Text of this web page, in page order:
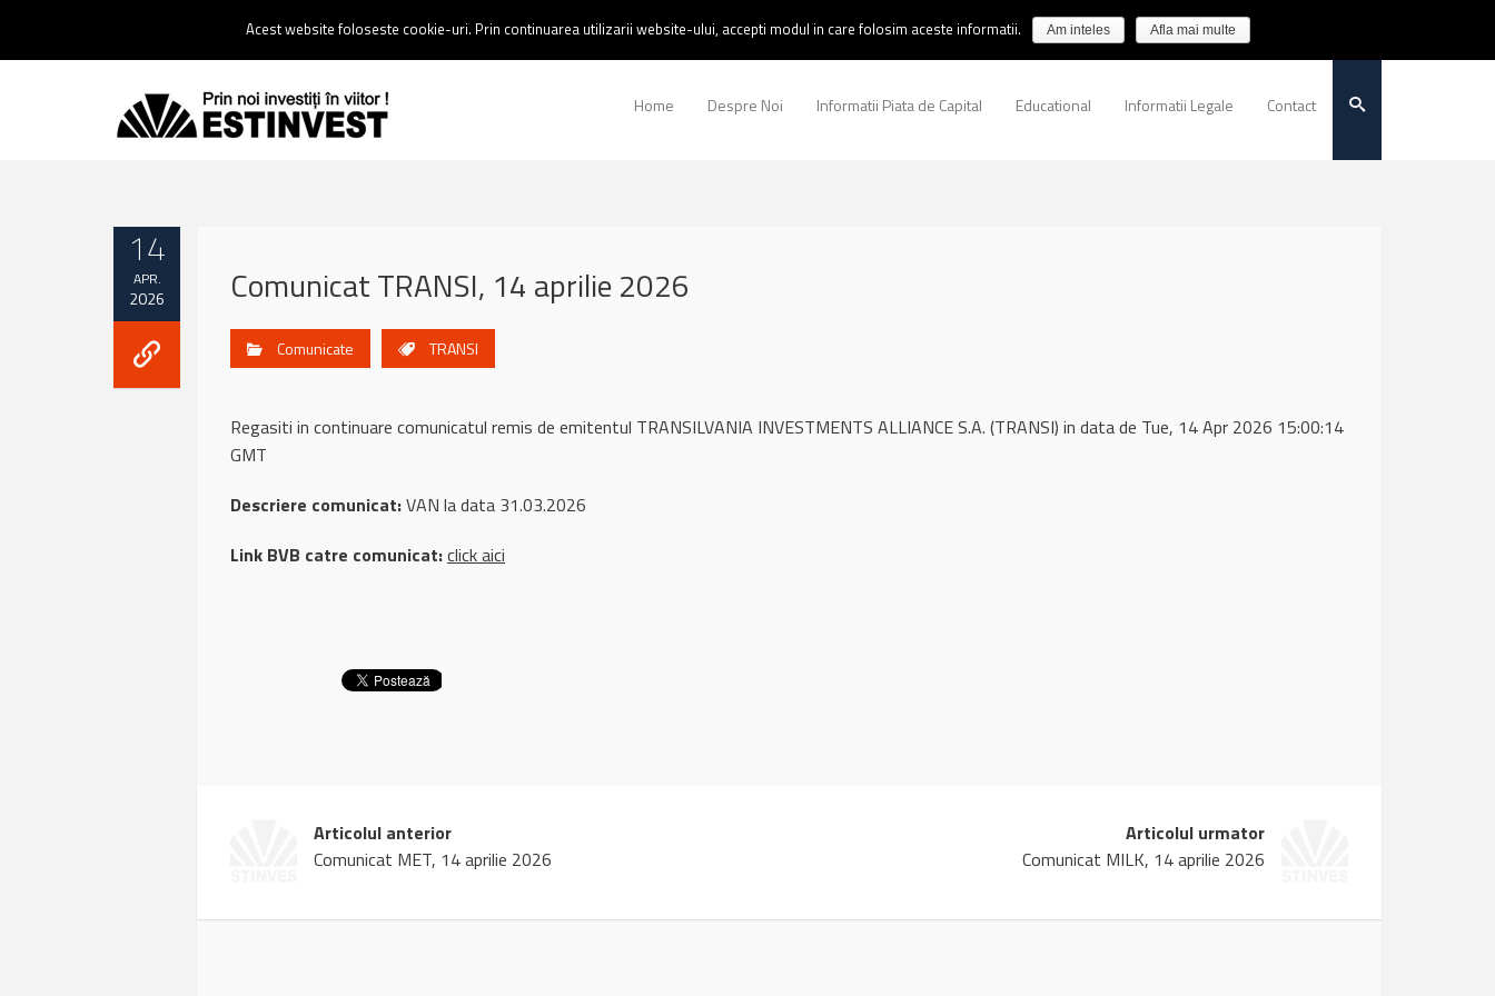
0237 238 900 |Email :contact@estinvest.ro
Home Despre Noi Informatii Piata de Capital Educational Informatii Legale Contact
14
APR.
2026 Comunicat TRANSI, 14 aprilie 2026
Comunicate TRANSI
Regasiti in continuare comunicatul remis de emitentul TRANSILVANIA INVESTMENTS ALLIANCE S.A. (TRANSI) in data de Tue, 14 Apr 2026 15:00:14
GMT
Descriere comunicat:VAN la data 31.03.2026
Link BVB catre comunicat:click aici
Articolul anterior
Comunicat MET, 14 aprilie 2026
Articolul urmator
Comunicat MILK, 14 aprilie 2026
Acest website foloseste cookie-uri. Prin continuarea utilizarii website-ului, accepti modul in care folosim aceste informatii. Am inteles Afla mai multe